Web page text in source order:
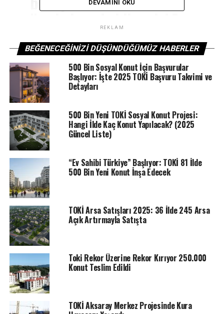
Elazığ’da 24 Ocak’ta meydana gelen 6.8 büyüklüğündeki
depremde şehrin birçok noktası etkilenirken, zemin
yapısından dolayı merkez mahallelerden Harput
Mahallesi’nde 600 yıllık tarihi yapılarda dahil hiçbir yapı
zarar görmemişti. Harput Mahallesi Muhtarı Zülküf
Demirpolat, Harput Mahallesinin eteklerine TOKİ
tarafından 150 konut inşa edileceği duyurdu.
“KONUT YAPILABİLECEK YERLERİ TESPİT
ETTİK”
Harput’ta yaşayan vatandaşların deprem korkusu
olmadığını ifade eden Harput Mahallesi Muhtarı Zülküf
Demirpolat, “Çevre ve Şehircilik Bakanımız, İçişleri
Bakanımız, Elazığ Valimiz ve Elazığ Belediye Başkanımız
ile birlikte gelip buraları gezdik. Harput’un birçok
noktası gezdik. Yapılabilecek yerleri biz Çevre ve
Şehircilik Bakanımıza gösterdik. Bu bölgeleri hazineye ait
olan yerleri tespit ettik, Çevre ve Şehircilik Bakanımıza
da arz ettik. Bu bölgelerde 3-4 kat yapılması için
kendilerinden arz ettik. Sayın bakanımızda bize bu
DEVAMINI OKU
REKLAM
BEĞENECEĞINIZI DÜŞÜNDÜĞÜMÜZ HABERLER
500 Bin Sosyal Konut İçin Başvurular
Başlıyor: İşte 2025 TOKİ Başvuru Takvimi ve
Detayları
500 Bin Yeni TOKİ Sosyal Konut Projesi:
Hangi İlde Kaç Konut Yapılacak? (2025
Güncel Liste)
“Ev Sahibi Türkiye” Başlıyor: TOKİ 81 İlde
500 Bin Yeni Konut İnşa Edecek
TOKİ Arsa Satışları 2025: 36 İlde 245 Arsa
Açık Artırmayla Satışta
Toki Rekor Üzerine Rekor Kırıyor 250.000
Konut Teslim Edildi
TOKİ Aksaray Merkez Projesinde Kura